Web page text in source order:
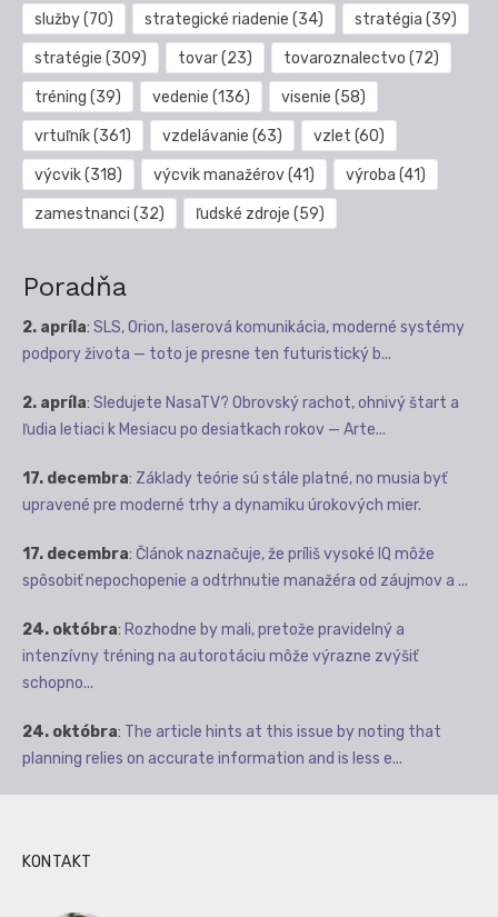
služby(70) strategické riadenie (34) stratégia (39)
stratégie (309) tovar(23) tovaroznalectvo (72)
tréning (39) vedenie (136) visenie (58)
vrtuľník(361) vzdelávanie (63) vzlet (60)
výcvik(318) výcvik manažérov(41) výroba (41)
zamestnanci (32) ľudské zdroje (59)
Poradňa
2. apríla: SLS, Orion, laserová komunikácia, moderné systémy
podpory života — toto je presne ten futuristický b...
2. apríla: Sledujete NasaTV? Obrovský rachot, ohnivý štart a
ľudia letiaci k Mesiacu po desiatkach rokov — Arte...
17. decembra: Základy teórie sú stále platné, no musia byť
upravené pre moderné trhy a dynamiku úrokových mier.
17. decembra: Článok naznačuje, že príliš vysoké IQ môže
spôsobiť nepochopenie a odtrhnutie manažéra od záujmov a ...
24. októbra: Rozhodne by mali, pretože pravidelný a
intenzívny tréning na autorotáciu môže výrazne zvýšiť
schopno...
24. októbra: The article hints at this issue by noting that
planning relies on accurate information and is less e...
KONTAKT